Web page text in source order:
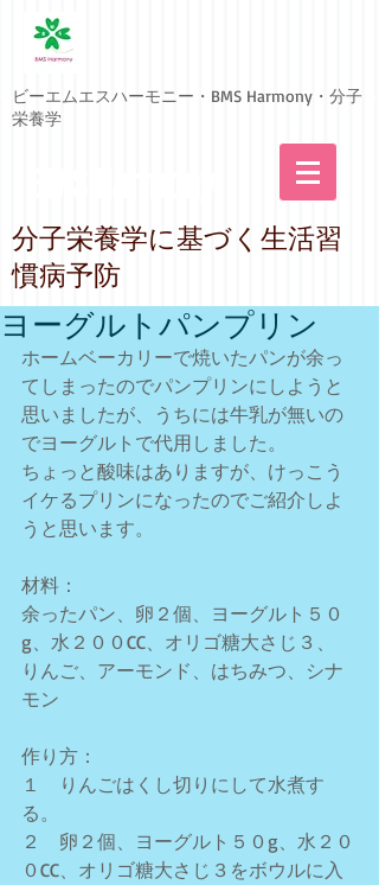
ビーエムエスハーモニー・BMS Harmony・分子
栄養学
​分子栄養学に基づく生活習
慣病予防
ヨーグルトパンプリン
ホームベーカリーで焼いたパンが余っ
てしまったのでパンプリンにしようと
思いましたが、うちには牛乳が無いの
でヨーグルトで代用しました。
ちょっと酸味はありますが、けっこう
イケるプリンになったのでご紹介しよ
うと思います。
材料：
余ったパン、卵２個、ヨーグルト５０
g、水２００CC、オリゴ糖大さじ３、
りんご、アーモンド、はちみつ、シナ
モン
作り方：
１　りんごはくし切りにして水煮す
る。
２　卵２個、ヨーグルト５０g、水２０
０CC、オリゴ糖大さじ３をボウルに入